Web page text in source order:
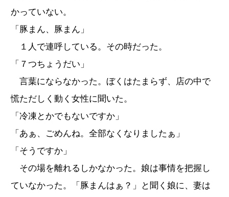
かっていない。
「豚まん、豚まん」
１人で連呼している。その時だった。
「７つちょうだい」
言葉にならなかった。ぼくはたまらず、店の中で
慌ただしく動く女性に聞いた。
「冷凍とかでもないですか」
「あぁ、ごめんね。全部なくなりましたぁ」
「そうですか」
その場を離れるしかなかった。娘は事情を把握し
ていなかった。「豚まんはぁ？」と聞く娘に、妻は